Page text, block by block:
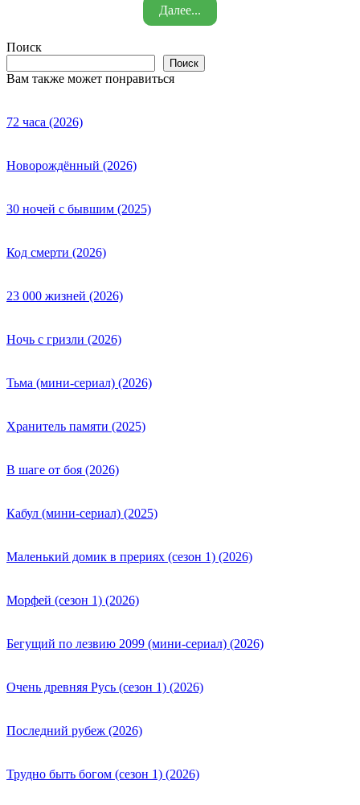
Далее...
Поиск
Поиск
Вам также может понравиться
72 часа (2026)
Новорождённый (2026)
30 ночей с бывшим (2025)
Код смерти (2026)
23 000 жизней (2026)
Ночь с гризли (2026)
Тьма (мини-сериал) (2026)
Хранитель памяти (2025)
В шаге от боя (2026)
Кабул (мини-сериал) (2025)
Маленький домик в прериях (сезон 1) (2026)
Морфей (сезон 1) (2026)
Бегущий по лезвию 2099 (мини-сериал) (2026)
Очень древняя Русь (сезон 1) (2026)
Последний рубеж (2026)
Трудно быть богом (сезон 1) (2026)